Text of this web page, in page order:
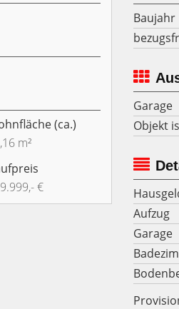
(ca.)
m²
€
Baujahr
Garage
Objekt
Aufzug
Garage